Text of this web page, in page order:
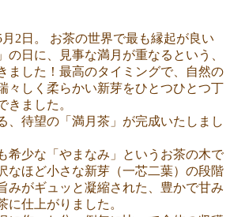
2日。 お茶の世界で最も縁起が良い
の日に、見事な満月が重なるという、
ました！最高のタイミングで、自然の
々しく柔らかい新芽をひとつひとつ丁
きました。
、待望の「満月茶」が完成いたしまし
希少な「やまなみ」というお茶の木で
なほど小さな新芽（一芯二葉）の段階
みがギュッと凝縮された、豊かで甘み
に仕上がりました。